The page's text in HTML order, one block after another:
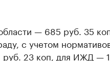
— 685 руб. 35
с учетом
руб. 23 коп, для ИЖД —